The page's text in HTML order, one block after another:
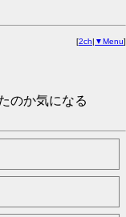
[2ch| ▼Menu]
のか気になる